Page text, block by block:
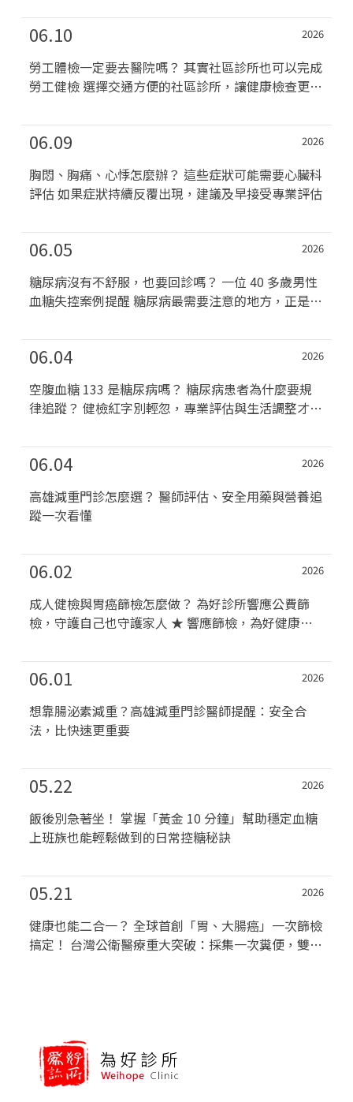
06.10 2026
勞工體檢一定要去醫院嗎？ 其實社區診所也可以完成
勞工健檢 選擇交通方便的社區診所，讓健康檢查更有
06.09 2026
胸悶、胸痛、心悸怎麼辦？ 這些症狀可能需要心臟科
評估 如果症狀持續反覆出現，建議及早接受專業評估
06.05 2026
糖尿病沒有不舒服，也要回診嗎？ 一位 40 多歲男性
血糖失控案例提醒 糖尿病最需要注意的地方，正是
06.04 2026
空腹血糖 133 是糖尿病嗎？ 糖尿病患者為什麼要規
律追蹤？ 健檢紅字別輕忽，專業評估與生活調整才
06.04 2026
高雄減重門診怎麼選？ 醫師評估、安全用藥與營養追
蹤一次看懂
06.02 2026
成人健檢與胃癌篩檢怎麼做？ 為好診所響應公費篩
檢，守護自己也守護家人 ★ 響應篩檢，為好健康促
06.01 2026
想靠腸泌素減重？高雄減重門診醫師提醒：安全合
法，比快速更重要
05.22 2026
飯後別急著坐！ 掌握「黃金 10 分鐘」幫助穩定血糖
上班族也能輕鬆做到的日常控糖秘訣
05.21 2026
健康也能二合一？ 全球首創「胃、大腸癌」一次篩檢
搞定！ 台灣公衛醫療重大突破：採集一次糞便，雙重